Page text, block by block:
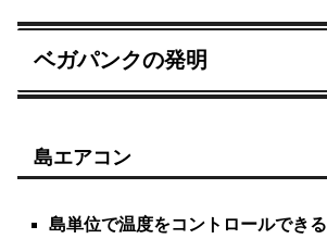
ベガパンクの発明
島エアコン
島単位で温度をコントロールできる